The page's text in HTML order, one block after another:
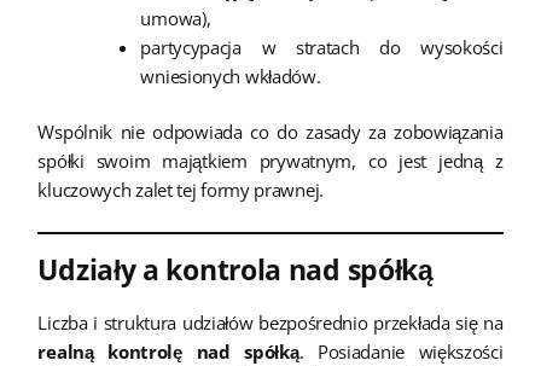
umowa),
partycypacja w stratach do wysokości
wniesionych wkładów.
Wspólnik nie odpowiada co do zasady za zobowiązania
spółki swoim majątkiem prywatnym, co jest jedną z
kluczowych zalet tej formy prawnej.
Udziały a kontrola nad spółką
Liczba i struktura udziałów bezpośrednio przekłada się na
realną kontrolę nad spółką. Posiadanie większości